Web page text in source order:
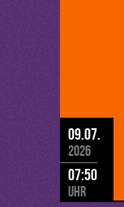
09.07.
2026
07:50
Uhr